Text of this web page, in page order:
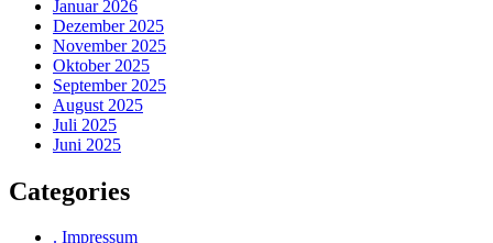
Januar 2026
Dezember 2025
November 2025
Oktober 2025
September 2025
August 2025
Juli 2025
Juni 2025
Categories
. Impressum